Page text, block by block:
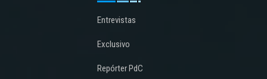
Entrevistas
Exclusivo
Repórter PdC